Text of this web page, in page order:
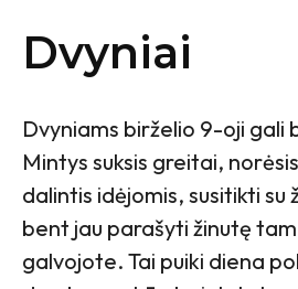
Dvyniai
Dvyniams birželio 9-oji gali
Mintys suksis greitai,
dalintis idėjomis, susitikti su
bent jau parašyti žinutę
galvojote. Tai puiki diena